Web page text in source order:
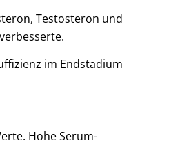
Testosteron und
im Endstadium
Hohe Serum-